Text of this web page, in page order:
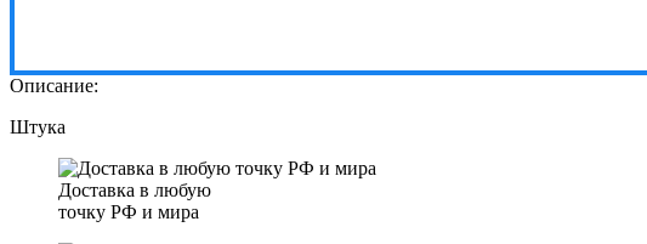
Описание:
Штука
Доставка в любую
точку РФ и мира